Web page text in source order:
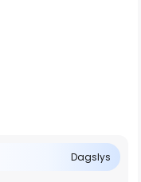
Dagslys